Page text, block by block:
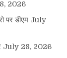
2026
पर डीएम July
July 28, 2026